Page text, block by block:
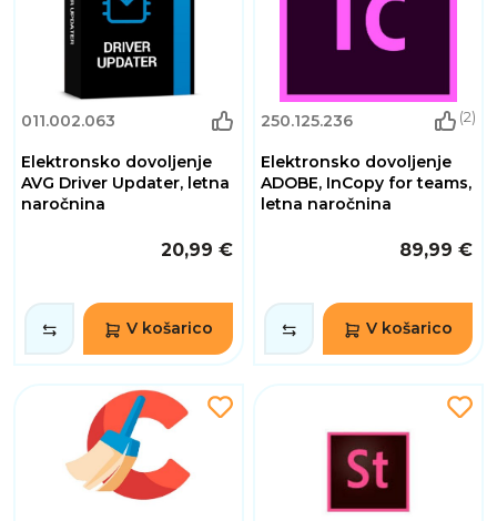
011.002.063
Elektronsko dovoljenje
AVG Driver Updater, letna
naročnina
20,99 €
V košarico
250.125.236 (2)
Elektronsko dovoljenje
ADOBE, InCopy for teams,
letna naročnina
89,99 €
V košarico